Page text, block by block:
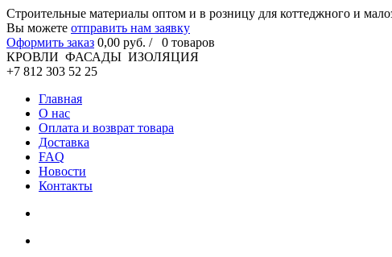
Cтроительные материалы оптом и в розницу для коттеджного и
Вы можете отправить нам заявку
Оформить заказ 0,00 руб. / 0 товаров
КРОВЛИ ФАСАДЫ ИЗОЛЯЦИЯ
+7 812 303 52 25
Главная
О нас
Оплата и возврат товара
Доставка
FAQ
Новости
Контакты